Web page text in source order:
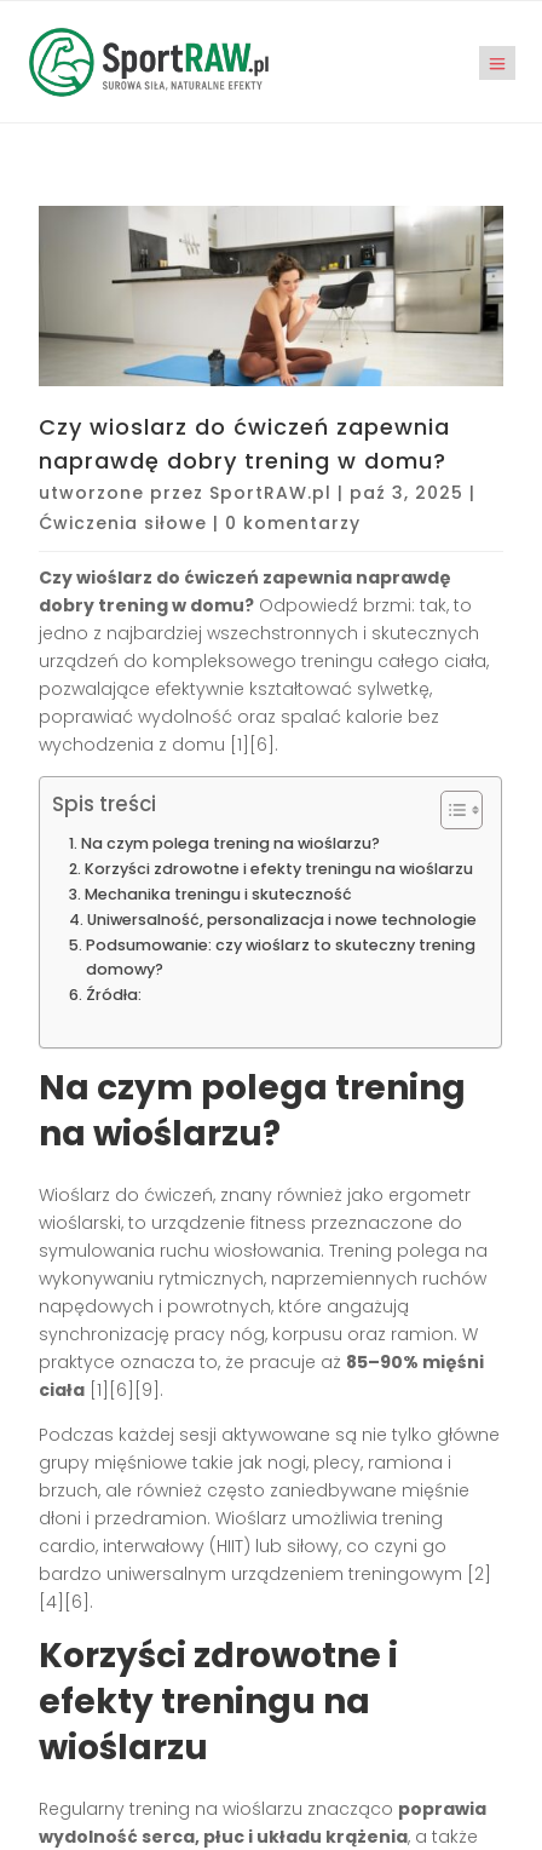
Czy wioslarz do ćwiczeń zapewnia
naprawdę dobry trening w domu?
utworzone przez SportRAW.pl | paź 3, 2025 |
Ćwiczenia siłowe | 0 komentarzy
Czy wioślarz do ćwiczeń zapewnia naprawdę
dobry trening w domu? Odpowiedź brzmi: tak, to
jedno z najbardziej wszechstronnych i skutecznych
urządzeń do kompleksowego treningu całego ciała,
pozwalające efektywnie kształtować sylwetkę,
poprawiać wydolność oraz spalać kalorie bez
wychodzenia z domu [1][6] .
Spis treści
Na czym polega trening na wioślarzu?
Korzyści zdrowotne i efekty treningu na wioślarzu
Mechanika treningu i skuteczność
Uniwersalność, personalizacja i nowe technologie
Podsumowanie: czy wioślarz to skuteczny trening
domowy?
Źródła:
Na czym polega trening
na wioślarzu?
Wioślarz do ćwiczeń, znany również jako ergometr
wioślarski, to urządzenie fitness przeznaczone do
symulowania ruchu wiosłowania. Trening polega na
wykonywaniu rytmicznych, naprzemiennych ruchów
napędowych i powrotnych, które angażują
synchronizację pracy nóg, korpusu oraz ramion. W
praktyce oznacza to, że pracuje aż 85–90% mięśni
ciała [1][6][9] .
Podczas każdej sesji aktywowane są nie tylko główne
grupy mięśniowe takie jak nogi, plecy, ramiona i
brzuch, ale również często zaniedbywane mięśnie
dłoni i przedramion. Wioślarz umożliwia trening
cardio, interwałowy (HIIT) lub siłowy, co czyni go
bardzo uniwersalnym urządzeniem treningowym [2]
[4][6] .
Korzyści zdrowotne i
efekty treningu na
wioślarzu
Regularny trening na wioślarzu znacząco poprawia
wydolność serca, płuc i układu krążenia, a także